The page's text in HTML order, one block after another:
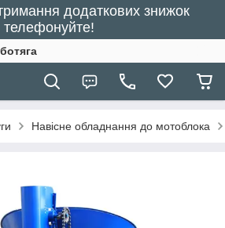
додаткових знижок
телефонуйте!
Навісне обладнання до мотоблока